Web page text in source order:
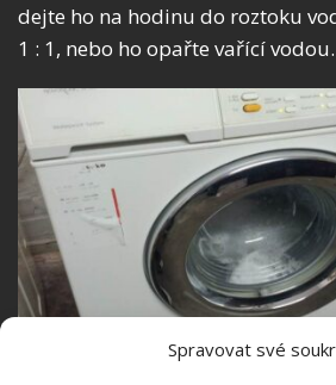
Spravovat své
dejte ho na hodinu do roztoku
1 : 1, nebo ho opařte vařící vodou.